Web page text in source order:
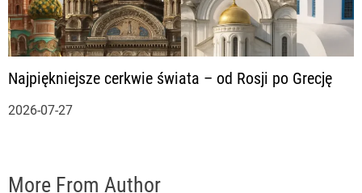
Najpiękniejsze cerkwie świata – od Rosji po Grecję
2026-07-27
More From Author